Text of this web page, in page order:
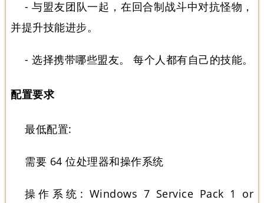
- 与盟友团队一起，在回合制战斗中对抗怪物，
并提升技能进步。
- 选择携带哪些盟友。 每个人都有自己的技能。
配置要求
最低配置:
需要 64 位处理器和操作系统
操作系统: Windows 7 Service Pack 1 or